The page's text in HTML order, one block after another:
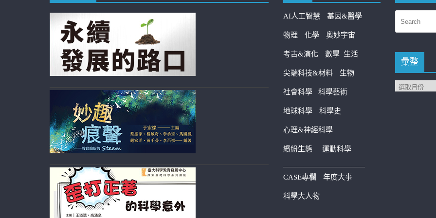
AI人工智慧 基因&醫學
物理 化學 奧妙宇宙
考古&演化 數學 生活
尖端科技&材料 生物
社會科學 科學藝術
地球科學 科學史
心理&神經科學
繽紛生態 運動科學
————————————
CASE專欄 年度大事
科學大人物
彙整